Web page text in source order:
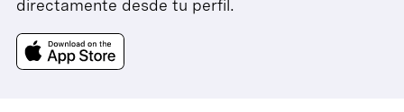
directamente desde tu perfil.